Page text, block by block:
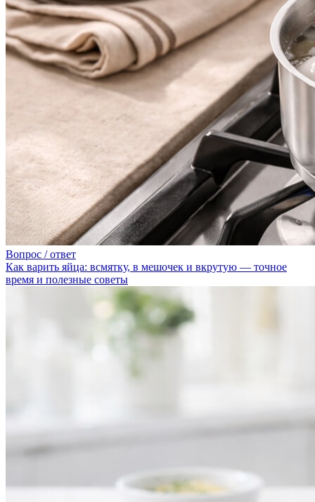
Вопрос / ответ
Как варить яйца: всмятку, в мешочек и вкрутую — точное
время и полезные советы